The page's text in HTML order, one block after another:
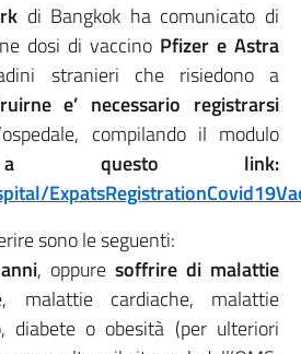
di Bangkok ha comunicato di
dosi di vaccino Pfizer e Astra
stranieri che risiedono a
e’ necessario registrarsi
compilando il modulo
a questo link:
sono le seguenti:
, oppure soffrire di malattie
malattie cardiache, malattie
diabete o obesità (per ulteriori